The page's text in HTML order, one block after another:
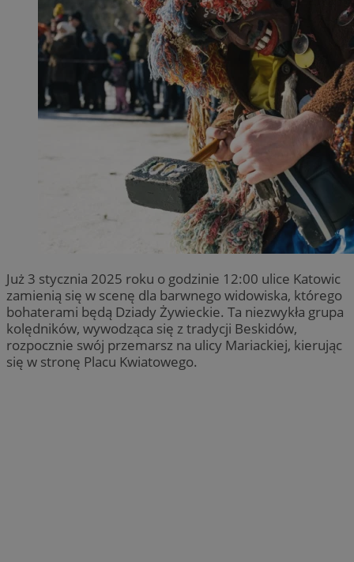
Już 3 stycznia 2025 roku o godzinie 12:00 ulice Katowic
zamienią się w scenę dla barwnego widowiska, którego
bohaterami będą Dziady Żywieckie. Ta niezwykła grupa
kolędników, wywodząca się z tradycji Beskidów,
rozpocznie swój przemarsz na ulicy Mariackiej, kierując
się w stronę Placu Kwiatowego.